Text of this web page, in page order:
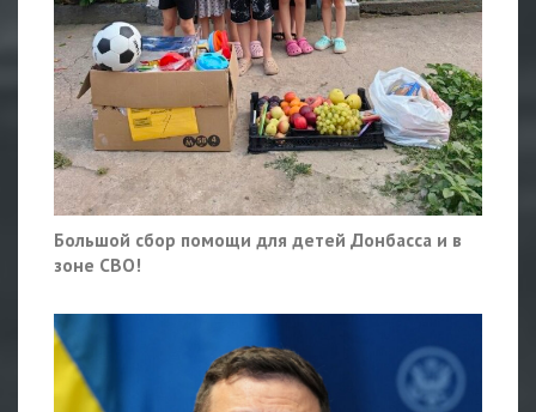
Большой сбор помощи для детей Донбасса и в
зоне СВО!